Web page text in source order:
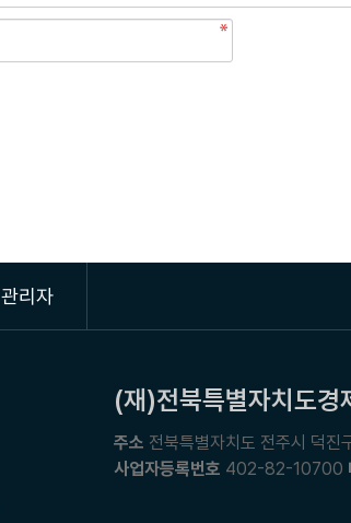
관리자
(재)전북특별자치도경
주소 전북특별자치도 전주시 덕
사업자등록번호 402-82-10700